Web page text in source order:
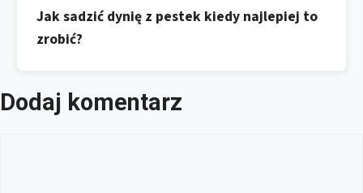
Jak sadzić dynię z pestek kiedy najlepiej to
zrobić?
Dodaj komentarz